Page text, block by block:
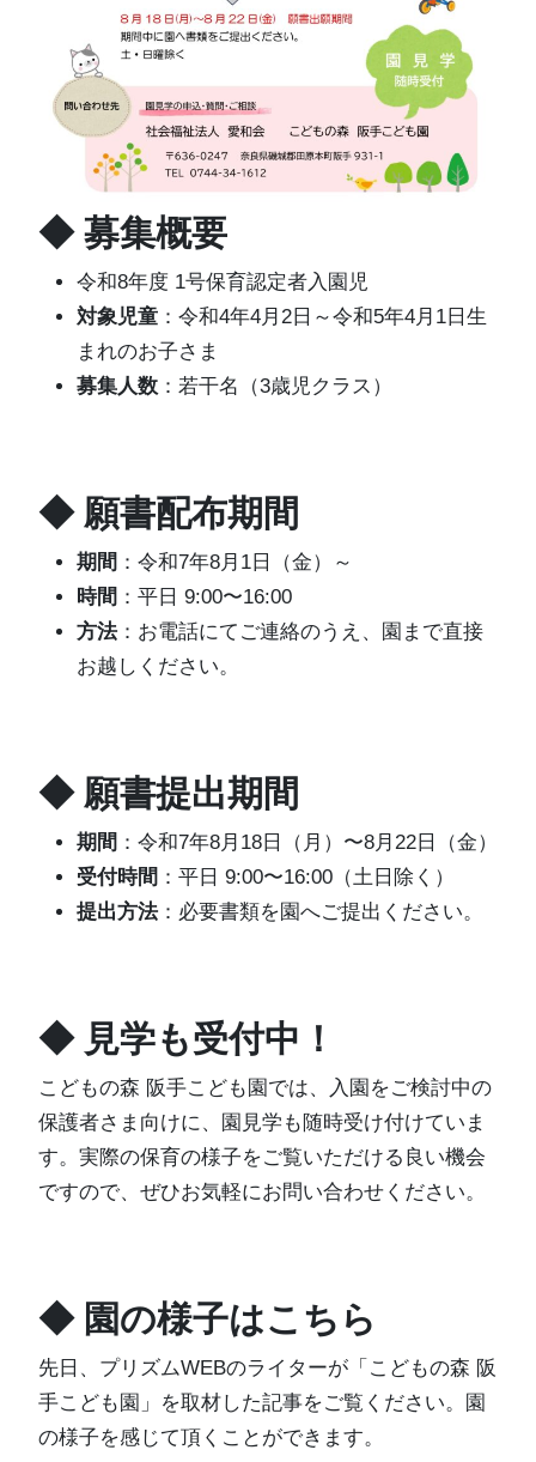
◆ 募集概要
令和8年度 1号保育認定者入園児
対象児童 ：令和4年4月2日～令和5年4月1日生
まれのお子さま
募集人数 ：若干名（3歳児クラス）
◆ 願書配布期間
期間 ：令和7年8月1日（金）～
時間 ：平日 9:00〜16:00
方法：お電話にてご連絡のうえ、園まで直接
お越しください。
◆ 願書提出期間
期間 ：令和7年8月18日（月）〜8月22日（金）
受付時間 ：平日 9:00〜16:00（土日除く）
提出方法：必要書類を園へご提出ください。
◆ 見学も受付中！
こどもの森 阪手こども園では、入園をご検討中の
保護者さま向けに、園見学も随時受け付けていま
す。実際の保育の様子をご覧いただける良い機会
ですので、ぜひお気軽にお問い合わせください。
◆ 園の様子はこちら
先日、プリズムWEBのライターが「こどもの森 阪
手こども園」を取材した記事をご覧ください。園
の様子を感じて頂くことができます。